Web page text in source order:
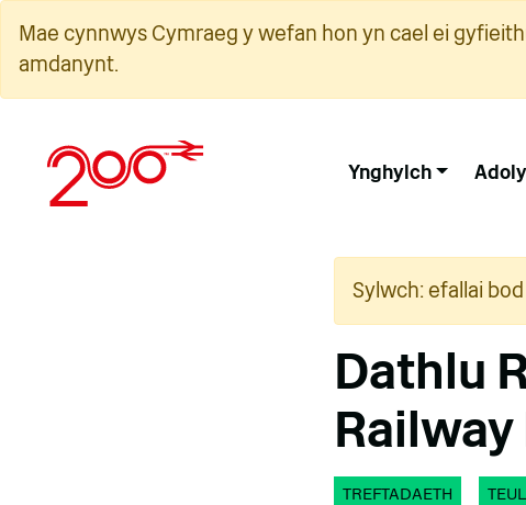
cynnwys
Mae cynnwys Cymraeg y wefan hon yn cael ei
amdanynt.
Ynghylch
Sylwch: efallai
Dathlu
TREFTADAETH